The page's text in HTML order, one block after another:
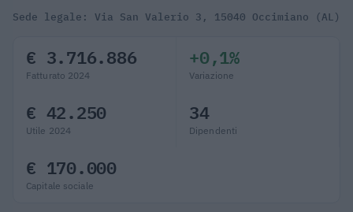
Sede legale: Via San Valerio 3, 15040 Occimiano (AL)
€ 3.716.886
Fatturato 2024
+0,1%
Variazione
€ 42.250
Utile 2024
34
Dipendenti
€ 170.000
Capitale sociale